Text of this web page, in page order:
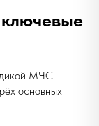
МЧС
основных